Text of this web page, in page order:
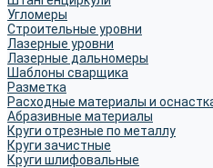
Угломеры
Строительные уровни
Лазерные уровни
Лазерные дальномеры
Шаблоны сварщика
Разметка
Расходные материалы и
Абразивные материалы
Круги отрезные по металлу
Круги зачистные
Круги шлифовальные